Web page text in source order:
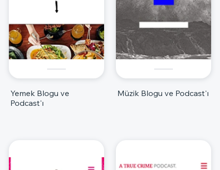
Yemek Blogu ve
Podcast'ı
Müzik Blogu ve Podcast'ı